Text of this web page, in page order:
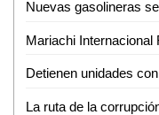
Detienen unidades